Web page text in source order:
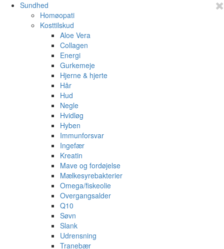
Sundhed
Homøopati
Kosttilskud
Aloe Vera
Collagen
Energi
Gurkemeje
Hjerne & hjerte
Hår
Hud
Negle
Hvidløg
Hyben
Immunforsvar
Ingefær
Kreatin
Mave og fordøjelse
Mælkesyrebakterier
Omega/fiskeolie
Overgangsalder
Q10
Søvn
Slank
Udrensning
Tranebær